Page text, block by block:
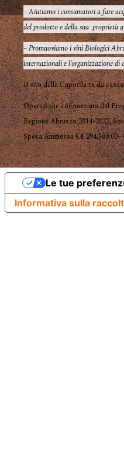
– Aiutiamo i consumatori a fare
del prodotto e della sua proprietà
– Promuoviamo i vini Biologici
internazionali e l’organizzazione di
Il sito della Capofila fa da
Operazione cofinanziata dal
Regione Abruzzo 2014-2022,
Spesa Ammessa € €
Informativa sulla
Le tue